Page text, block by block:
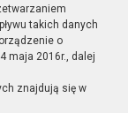
takich danych
o
maja 2016r., dalej
znajdują się w